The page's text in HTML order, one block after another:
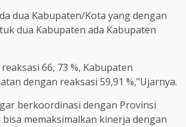
dua Kabupaten/Kota yang dengan
dua Kabupaten ada Kabupaten
66, 73 %, Kabupaten
dengan reaksasi 59,91 %,”Ujarnya.
berkoordinasi dengan Provinsi
memaksimalkan kinerja dengan